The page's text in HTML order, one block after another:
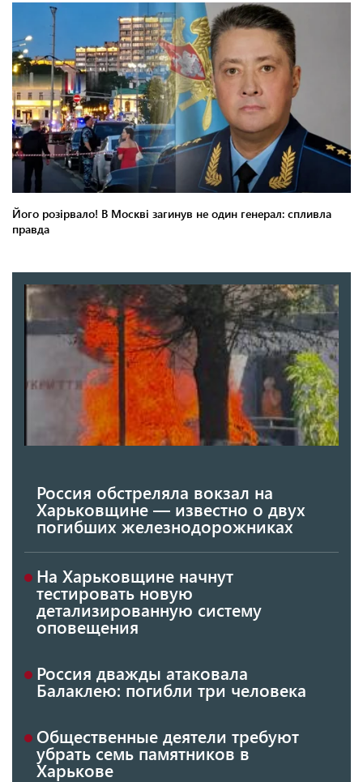
Россия обстреляла вокзал на
Харьковщине — известно о двух
погибших железнодорожниках
На Харьковщине начнут
тестировать новую
детализированную систему
оповещения
Россия дважды атаковала
Балаклею: погибли три человека
Общественные деятели требуют
убрать семь памятников в
Харькове